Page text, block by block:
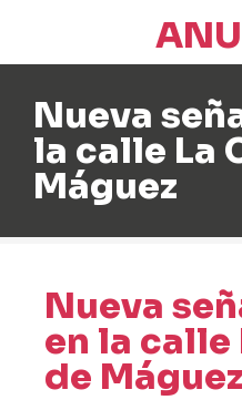
Nueva
la calle La
Máguez
Nueva
en la calle
de Máguez